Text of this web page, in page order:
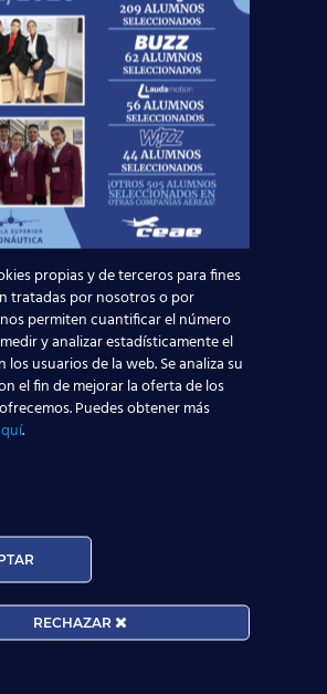
global 2025: las rutas más
países con más pasajeros
Nuevo Curso TCP en Madrid
2026
los TCP el jet lag? Trucos y
propias y de terceros para fines
tratadas por nosotros o por
permiten cuantificar el número
y analizar estadísticamente el
los usuarios de la web. Se analiza su
el fin de mejorar la oferta de los
Puedes obtener más
.
RECHAZAR